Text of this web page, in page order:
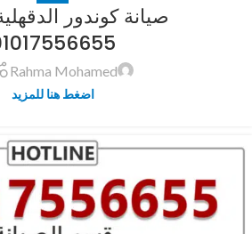
صيانة كوندور
Rahma Mohamed
اضغط هنا للمزيد